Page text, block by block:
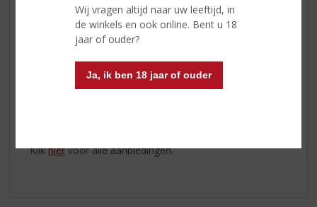
Wij vragen altijd naar uw leeftijd, in
de winkels en ook online. Bent u 18
jaar of ouder?
Ja, ik ben 18 jaar of ouder
Santa Marta Italian Espresso
Deze premium kwaliteit espressolikeur is gemaakt van
100% natuurlijke ingrediënten: water, suiker, alcohol en
koffieinfusie. Geen toegevoegde kleurstoffen,
smaakstoffen of conserveringsmiddelen. Elke slok doet
Klikhiervoor alle aanbiedingen.